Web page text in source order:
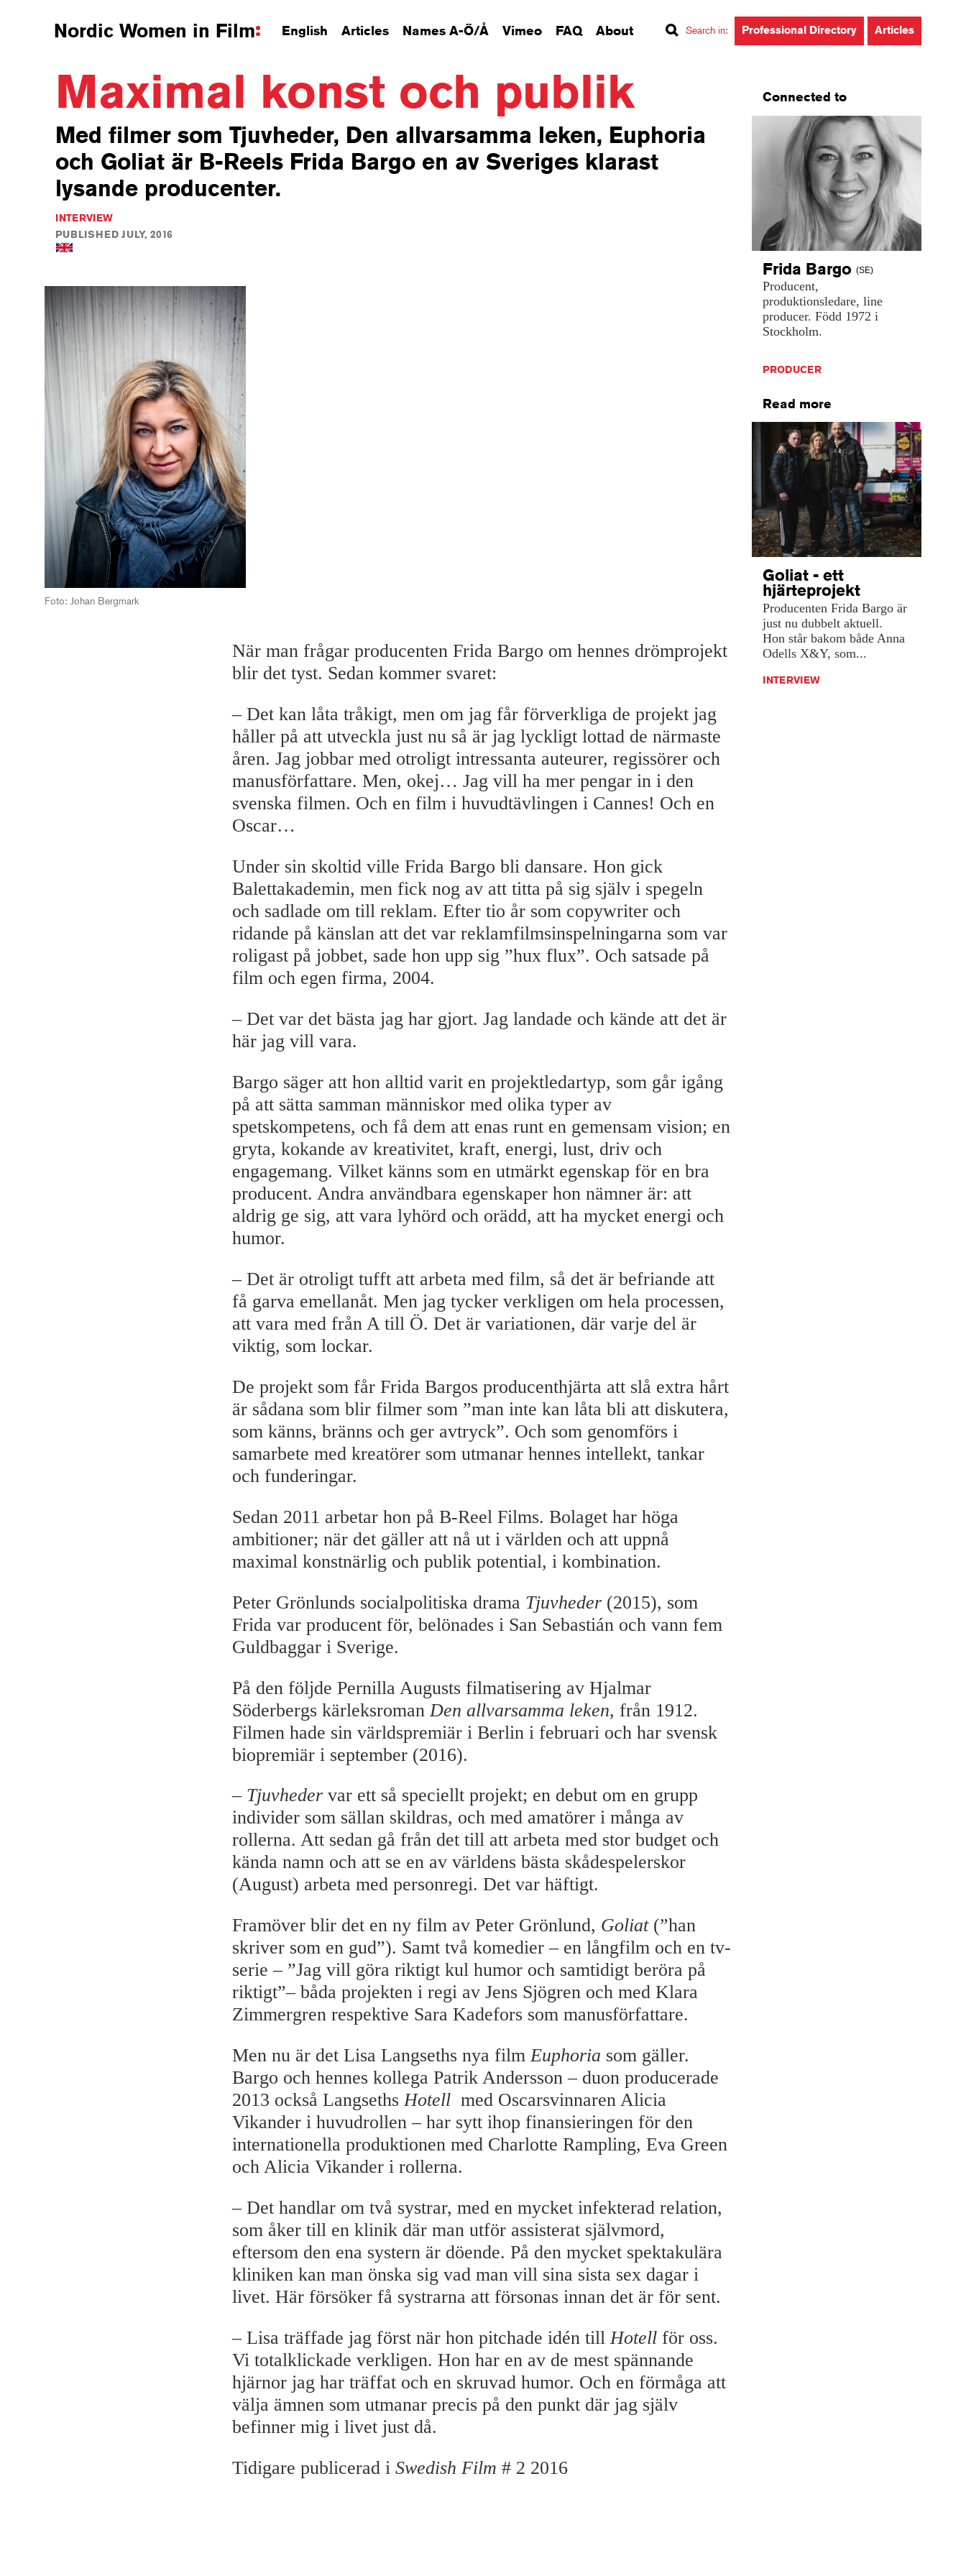
Nordic Women in Film English Articles Names A-Ö/Å Vimeo FAQ About Search in: Professional Directory Articles
Maximal konst och publik
Med filmer som Tjuvheder, Den allvarsamma leken, Euphoria
och Goliat är B-Reels Frida Bargo en av Sveriges klarast
lysande producenter.
INTERVIEW
PUBLISHED JULY, 2016
Foto: Johan Bergmark
När man frågar producenten Frida Bargo om hennes drömprojekt
blir det tyst. Sedan kommer svaret:
– Det kan låta tråkigt, men om jag får förverkliga de projekt jag
håller på att utveckla just nu så är jag lyckligt lottad de närmaste
åren. Jag jobbar med otroligt intressanta auteurer, regissörer och
manusförfattare. Men, okej… Jag vill ha mer pengar in i den
svenska filmen. Och en film i huvudtävlingen i Cannes! Och en
Oscar…
Under sin skoltid ville Frida Bargo bli dansare. Hon gick
Balettakademin, men fick nog av att titta på sig själv i spegeln
och sadlade om till reklam. Efter tio år som copywriter och
ridande på känslan att det var reklamfilmsinspelningarna som var
roligast på jobbet, sade hon upp sig ”hux flux”. Och satsade på
film och egen firma, 2004.
– Det var det bästa jag har gjort. Jag landade och kände att det är
här jag vill vara.
Bargo säger att hon alltid varit en projektledartyp, som går igång
på att sätta samman människor med olika typer av
spetskompetens, och få dem att enas runt en gemensam vision; en
gryta, kokande av kreativitet, kraft, energi, lust, driv och
engagemang. Vilket känns som en utmärkt egenskap för en bra
producent. Andra användbara egenskaper hon nämner är: att
aldrig ge sig, att vara lyhörd och orädd, att ha mycket energi och
humor.
– Det är otroligt tufft att arbeta med film, så det är befriande att
få garva emellanåt. Men jag tycker verkligen om hela processen,
att vara med från A till Ö. Det är variationen, där varje del är
viktig, som lockar.
De projekt som får Frida Bargos producenthjärta att slå extra hårt
är sådana som blir filmer som ”man inte kan låta bli att diskutera,
som känns, bränns och ger avtryck”. Och som genomförs i
samarbete med kreatörer som utmanar hennes intellekt, tankar
och funderingar.
Sedan 2011 arbetar hon på B-Reel Films. Bolaget har höga
ambitioner; när det gäller att nå ut i världen och att uppnå
maximal konstnärlig och publik potential, i kombination.
Peter Grönlunds socialpolitiska drama Tjuvheder (2015), som
Frida var producent för, belönades i San Sebastián och vann fem
Guldbaggar i Sverige.
På den följde Pernilla Augusts filmatisering av Hjalmar
Söderbergs kärleksroman Den allvarsamma leken, från 1912.
Filmen hade sin världspremiär i Berlin i februari och har svensk
biopremiär i september (2016).
– Tjuvheder var ett så speciellt projekt; en debut om en grupp
individer som sällan skildras, och med amatörer i många av
rollerna. Att sedan gå från det till att arbeta med stor budget och
kända namn och att se en av världens bästa skådespelerskor
(August) arbeta med personregi. Det var häftigt.
Framöver blir det en ny film av Peter Grönlund, Goliat(”han
skriver som en gud”). Samt två komedier – en långfilm och en tv-
serie – ”Jag vill göra riktigt kul humor och samtidigt beröra på
riktigt”– båda projekten i regi av Jens Sjögren och med Klara
Zimmergren respektive Sara Kadefors som manusförfattare.
Men nu är det Lisa Langseths nya filmEuphoria som gäller.
Bargo och hennes kollega Patrik Andersson – duon producerade
2013 också LangsethsHotell med Oscarsvinnaren Alicia
Vikander i huvudrollen – har sytt ihop finansieringen för den
internationella produktionen med Charlotte Rampling, Eva Green
och Alicia Vikander i rollerna.
– Det handlar om två systrar, med en mycket infekterad relation,
som åker till en klinik där man utför assisterat självmord,
eftersom den ena systern är döende. På den mycket spektakulära
kliniken kan man önska sig vad man vill sina sista sex dagar i
livet. Här försöker få systrarna att försonas innan det är för sent.
– Lisa träffade jag först när hon pitchade idén tillHotell för oss.
Vi totalklickade verkligen. Hon har en av de mest spännande
hjärnor jag har träffat och en skruvad humor. Och en förmåga att
välja ämnen som utmanar precis på den punkt där jag själv
befinner mig i livet just då.
Tidigare publicerad i Swedish Film # 2 2016
Connected to
Frida Bargo (SE)
Producent,
produktionsledare, line
producer. Född 1972 i
Stockholm.
PRODUCER
Read more
Goliat - ett
hjärteprojekt
Producenten Frida Bargo är
just nu dubbelt aktuell.
Hon står bakom både Anna
Odells X&Y, som...
INTERVIEW